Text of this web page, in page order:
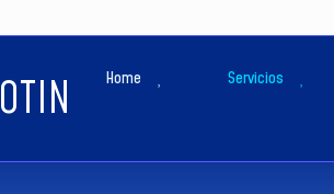
Home Servicios